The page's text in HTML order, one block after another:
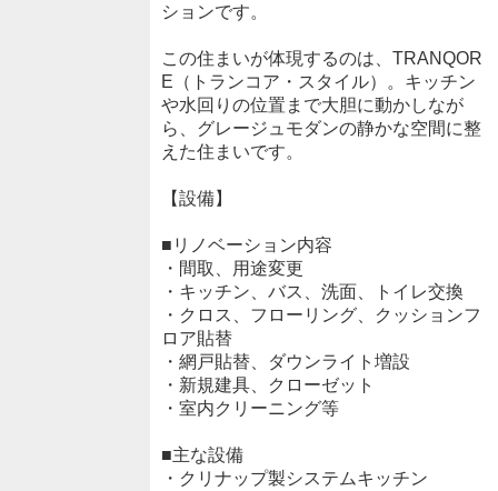
ションです。
この住まいが体現するのは、TRANQOR
E（トランコア・スタイル）。キッチン
や水回りの位置まで大胆に動かしなが
ら、グレージュモダンの静かな空間に整
えた住まいです。
【設備】
■リノベーション内容
・間取、用途変更
・キッチン、バス、洗面、トイレ交換
・クロス、フローリング、クッションフ
ロア貼替
・網戸貼替、ダウンライト増設
・新規建具、クローゼット
・室内クリーニング等
■主な設備
・クリナップ製システムキッチン